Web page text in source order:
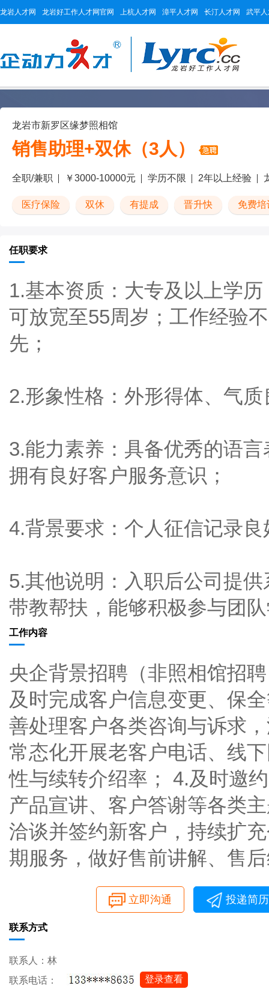
龙岩人才网 龙岩好工作人才网官网 上杭人才网 漳平人才网 长汀人才网 武平
龙岩市新罗区缘梦照相馆
销售助理+双休（3人）
全职/兼职 ￥3000-10000元 学历不限 2年以上经验
医疗保险 双休 有提成 晋升快 免费培
任职要求
1.基本资质：大专及以上学
可放宽至55周岁；工作经验
先；
2.形象性格：外形得体、气
3.能力素养：具备优秀的语
拥有良好客户服务意识；
4.背景要求：个人征信记录
5.其他说明：入职后公司提
带教帮扶，能够积极参与团
工作内容
央企背景招聘（非照相馆招
及时完成客户信息变更、保
善处理客户各类咨询与诉求
常态化开展老客户电话、线
性与续转介绍率； 4.及时邀
产品宣讲、客户答谢等各类
洽谈并签约新客户，持续扩
期服务，做好售前讲解、售
立即沟通 投递简历
联系方式
联系人：林
联系电话：
登录查看